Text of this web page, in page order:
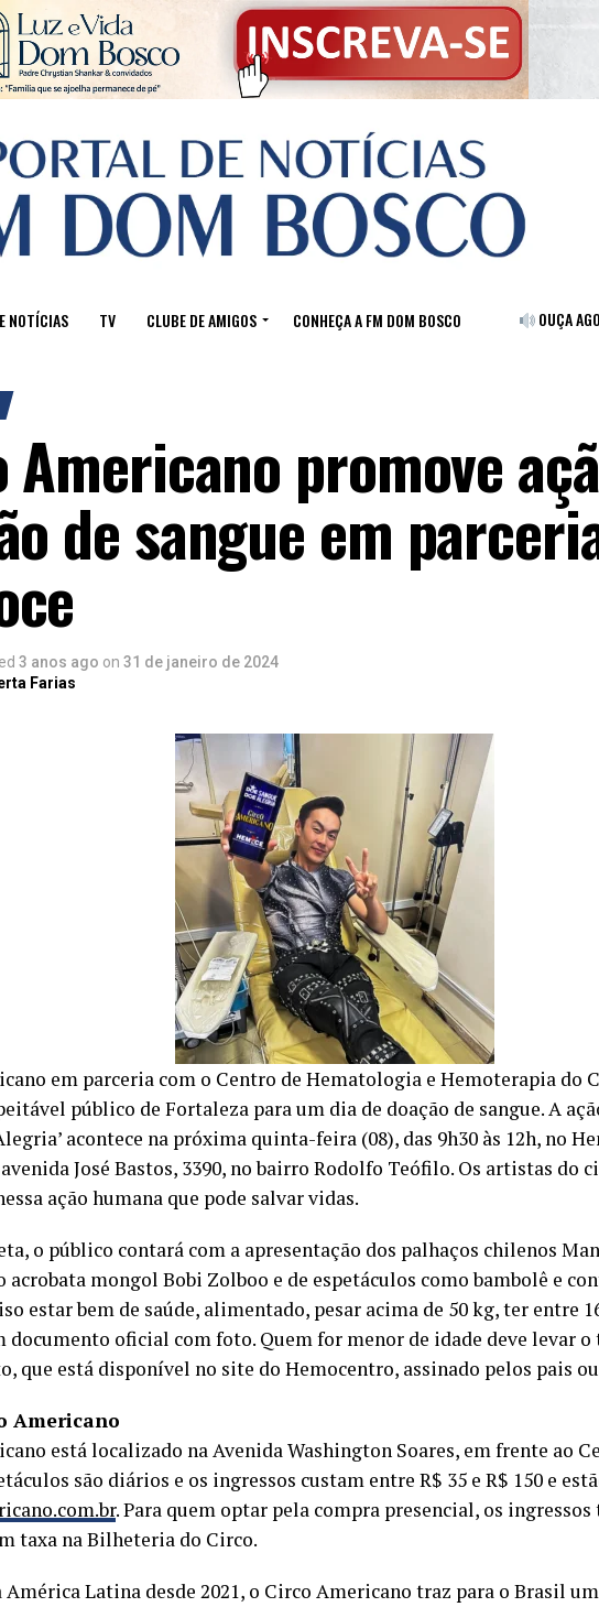
NOTÍCIAS TV CLUBE DE AMIGOS CONHEÇA A FM DOM BOSCO OUÇA
Americano promove
de sangue em
3 anos ago on 31 de janeiro de 2024
Farias
em parceria com o Centro de Hematologia e Hemoterapia do
público de Fortaleza para um dia de doação de sangue. A
acontece na próxima quinta-feira (08), das 9h30 às 12h, no
José Bastos, 3390, no bairro Rodolfo Teófilo. Os artistas do
ação humana que pode salvar vidas.
o público contará com a apresentação dos palhaços chilenos
acrobata mongol Bobi Zolboo e de espetáculos como bambolê e
estar bem de saúde, alimentado, pesar acima de 50 kg, ter entre
documento oficial com foto. Quem for menor de idade deve levar o
que está disponível no site do Hemocentro, assinado pelos pais
Americano
está localizado na Avenida Washington Soares, em frente ao
são diários e os ingressos custam entre R$ 35 e R$ 150 e
. Para quem optar pela compra presencial, os
taxa na Bilheteria do Circo.
Latina desde 2021, o Circo Americano traz para o Brasil